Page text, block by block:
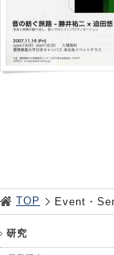
TOP Event・
研究